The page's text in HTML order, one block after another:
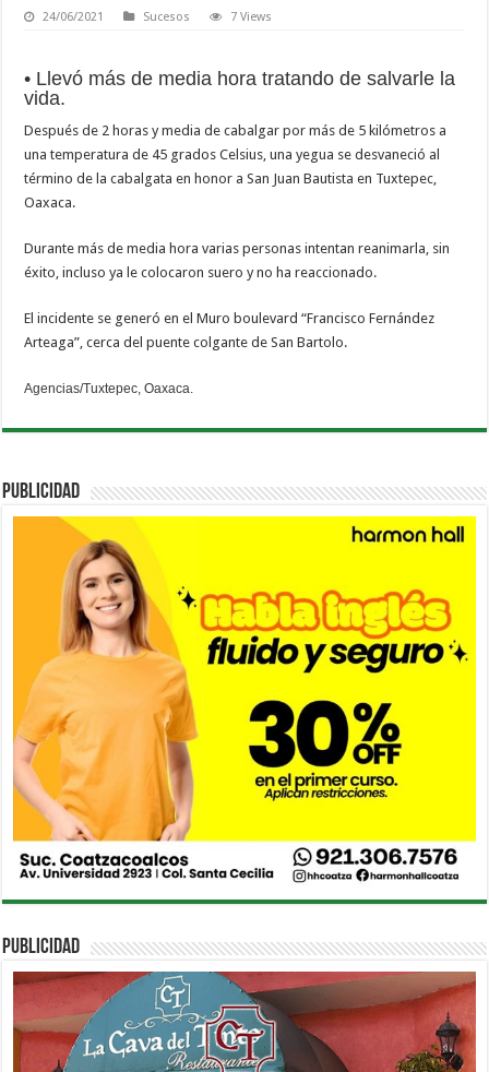
24/06/2021 Sucesos 7 Views
• Llevó más de media hora tratando de salvarle la
vida.
Después de 2 horas y media de cabalgar por más de 5 kilómetros a
una temperatura de 45 grados Celsius, una yegua se desvaneció al
término de la cabalgata en honor a San Juan Bautista en Tuxtepec,
Oaxaca.
Durante más de media hora varias personas intentan reanimarla, sin
éxito, incluso ya le colocaron suero y no ha reaccionado.
El incidente se generó en el Muro boulevard “Francisco Fernández
Arteaga”, cerca del puente colgante de San Bartolo.
Agencias/Tuxtepec, Oaxaca.
PUBLICIDAD
PUBLICIDAD